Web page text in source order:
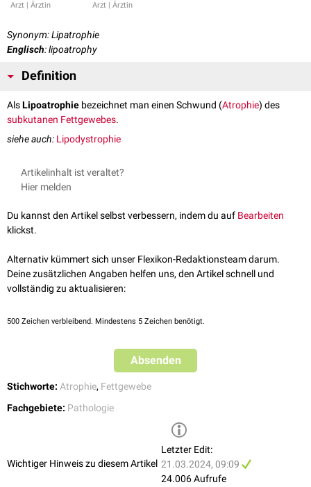
Arzt | Ärztin Arzt | Ärztin
Synonym: Lipatrophie
Englisch: lipoatrophy
Definition
AlsLipoatrophie bezeichnet man einen Schwund (Atrophie) des
subkutanen Fettgewebes.
siehe auch: Lipodystrophie
Artikelinhalt ist veraltet?
Hier melden
Du kannst den Artikel selbst verbessern, indem du auf Bearbeiten
klickst.
Alternativ kümmert sich unser Flexikon-Redaktionsteam darum.
Deine zusätzlichen Angaben helfen uns, den Artikel schnell und
vollständig zu aktualisieren:
500 Zeichen verbleibend. Mindestens 5 Zeichen benötigt.
Absenden
Stichworte: Atrophie, Fettgewebe
Fachgebiete: Pathologie
Wichtiger Hinweis zu diesem Artikel
Letzter Edit:
21.03.2024, 09:09
24.006 Aufrufe